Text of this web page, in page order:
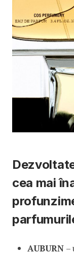
cea mai
AUBURN –